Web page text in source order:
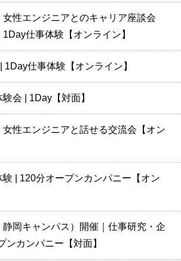
女性エンジニアとのキャリア座談会
仕事体験【オンライン】
1Day仕事体験【オンライン】
会 | 1Day【対面】
女性エンジニアと話せる交流会【オン
| 120分オープンカンパニー【オン
岡キャンパス）開催｜仕事研究・企
ンカンパニー【対面】